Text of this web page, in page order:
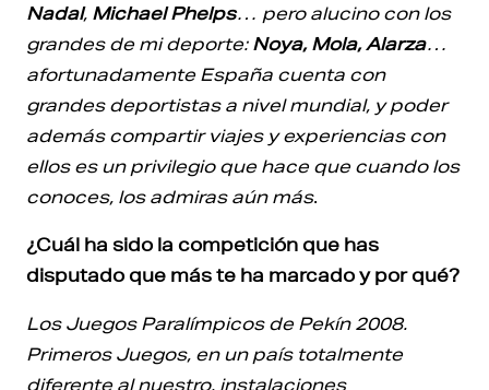
Nadal, Michael Phelps… pero alucino con los
grandes de mi deporte:Noya, Mola, Alarza…
afortunadamente España cuenta con
grandes deportistas a nivel mundial, y poder
además compartir viajes y experiencias con
ellos es un privilegio que hace que cuando los
conoces, los admiras aún más.
¿Cuál ha sido la competición que has
disputado que más te ha marcado y por qué?
Los Juegos Paralímpicos de Pekín 2008.
Primeros Juegos, en un país totalmente
diferente al nuestro, instalaciones